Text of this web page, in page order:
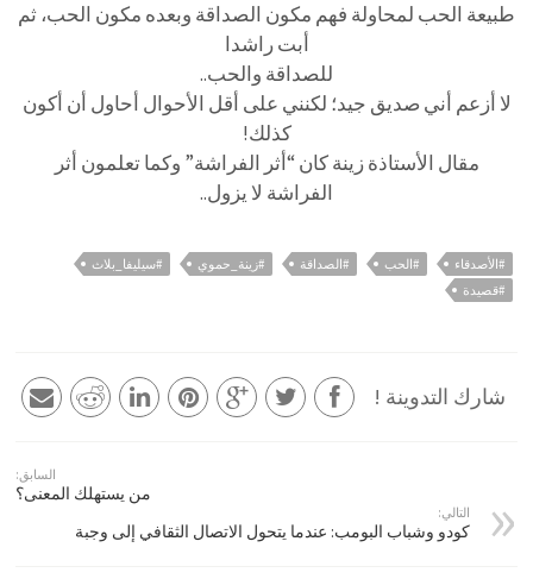
طبيعة الحب لمحاولة فهم مكون الصداقة وبعده مكون الحب، ثم
أبت راشدا
للصداقة والحب..
لا أزعم أني صديق جيد؛ لكنني على أقل الأحوال أحاول أن أكون
كذلك!
مقال الأستاذة زينة كان “أثر الفراشة” وكما تعلمون أثر
الفراشة لا يزول..
#الأصدقاء #الحب #الصداقة #زينة_حموي
#سيليفا_بلاث
#قصيدة
شارك التدوينة !
السابق:
من يستهلك المعنى؟
التالي:
كودو وشباب البومب: عندما يتحول الاتصال الثقافي إلى وجبة